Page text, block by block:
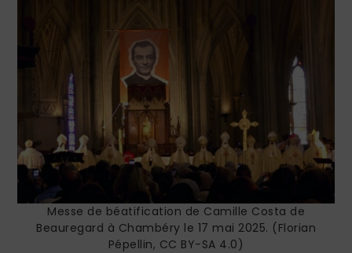
Messe de béatification de Camille Costa de
Beauregard à Chambéry le 17 mai 2025. (Florian
Pépellin, CC BY-SA 4.0)